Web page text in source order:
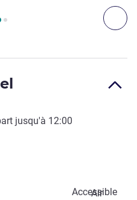
1 :, Accès & Transport 2 :
jusqu'à 12:00
Accessible
Air